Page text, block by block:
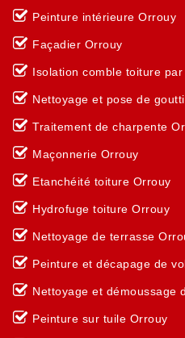
Peinture intérieure Orrouy
Façadier Orrouy
Isolation comble toiture
Nettoyage et pose de
Traitement de charpente
Maçonnerie Orrouy
Etanchéité toiture Orrouy
Hydrofuge toiture Orrouy
Nettoyage de terrasse
Peinture et décapage de
Nettoyage et démoussage
Peinture sur tuile Orrouy